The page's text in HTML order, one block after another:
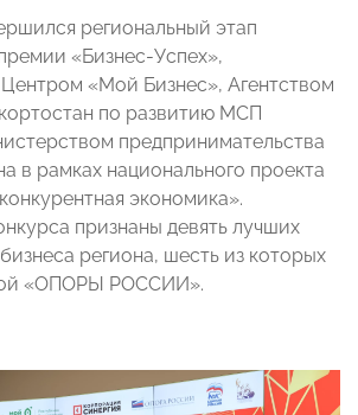
региональный этап
«Бизнес-Успех»,
«Мой Бизнес», Агентством
по развитию МСП
предпринимательства
в рамках национального проекта
экономика».
признаны девять лучших
региона, шесть из которых
«ОПОРЫ РОССИИ».